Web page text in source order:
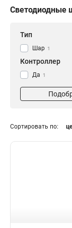
Светодиодные
Тип
Шар 1
Контроллер
Да 1
Сортировать по: